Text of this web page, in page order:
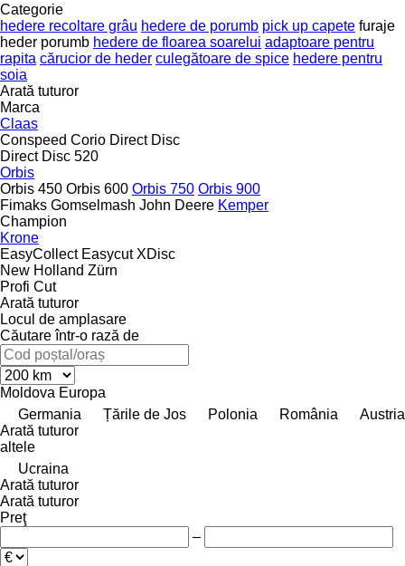
Categorie
hedere recoltare grâu hedere de porumb pick up capete furaje
heder porumb hedere de floarea soarelui adaptoare pentru
rapita cărucior de heder culegătoare de spice hedere pentru
soia
Arată tuturor
Marca
Claas
Conspeed Corio Direct Disc
Direct Disc 520
Orbis
Orbis 450 Orbis 600 Orbis 750 Orbis 900
Fimaks Gomselmash John Deere Kemper
Champion
Krone
EasyCollect Easycut XDisc
New Holland Zürn
Profi Cut
Arată tuturor
Locul de amplasare
Căutare într-o rază de
Moldova Europa
Germania
Țările de Jos Polonia România
Austria
Arată tuturor
altele
Ucraina
Arată tuturor
Arată tuturor
Preţ
–